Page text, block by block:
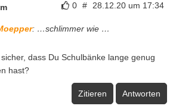
0 # 28.12.20 um 17:34
: …schlimmer wie …
dass Du Schulbänke lange genug
hast?
Zitieren Antworten